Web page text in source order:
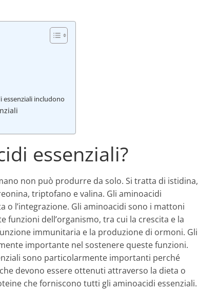
essenziali includono
essenziali?
non può produrre da solo. Si tratta di istidina,
triptofano e valina. Gli aminoacidi
o l’integrazione. Gli aminoacidi sono i mattoni
funzioni dell’organismo, tra cui la crescita e la
immunitaria e la produzione di ormoni. Gli
importante nel sostenere queste funzioni.
sono particolarmente importanti perché
devono essere ottenuti attraverso la dieta o
che forniscono tutti gli aminoacidi essenziali.